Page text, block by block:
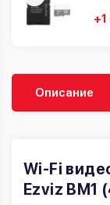
Описание
Wi-Fi
Ezviz BM1